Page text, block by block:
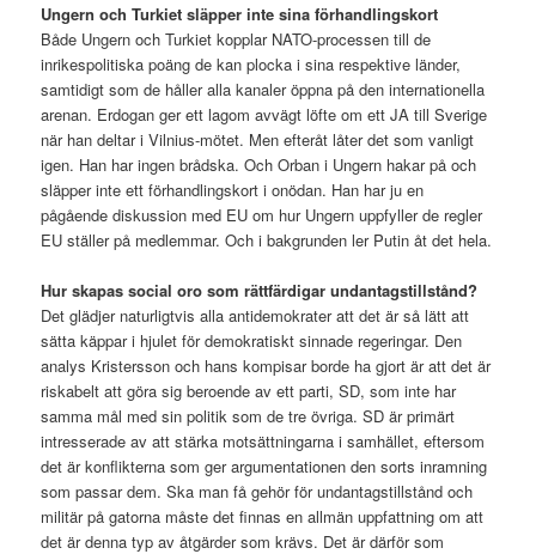
Ungern och Turkiet släpper inte sina förhandlingskort
Både Ungern och Turkiet kopplar NATO-processen till de
inrikespolitiska poäng de kan plocka i sina respektive länder,
samtidigt som de håller alla kanaler öppna på den internationella
arenan. Erdogan ger ett lagom avvägt löfte om ett JA till Sverige
när han deltar i Vilnius-mötet. Men efteråt låter det som vanligt
igen. Han har ingen brådska. Och Orban i Ungern hakar på och
släpper inte ett förhandlingskort i onödan. Han har ju en
pågående diskussion med EU om hur Ungern uppfyller de regler
EU ställer på medlemmar. Och i bakgrunden ler Putin åt det hela.
Hur skapas social oro som rättfärdigar undantagstillstånd?
Det glädjer naturligtvis alla antidemokrater att det är så lätt att
sätta käppar i hjulet för demokratiskt sinnade regeringar. Den
analys Kristersson och hans kompisar borde ha gjort är att det är
riskabelt att göra sig beroende av ett parti, SD, som inte har
samma mål med sin politik som de tre övriga. SD är primärt
intresserade av att stärka motsättningarna i samhället, eftersom
det är konflikterna som ger argumentationen den sorts inramning
som passar dem. Ska man få gehör för undantagstillstånd och
militär på gatorna måste det finnas en allmän uppfattning om att
det är denna typ av åtgärder som krävs. Det är därför som